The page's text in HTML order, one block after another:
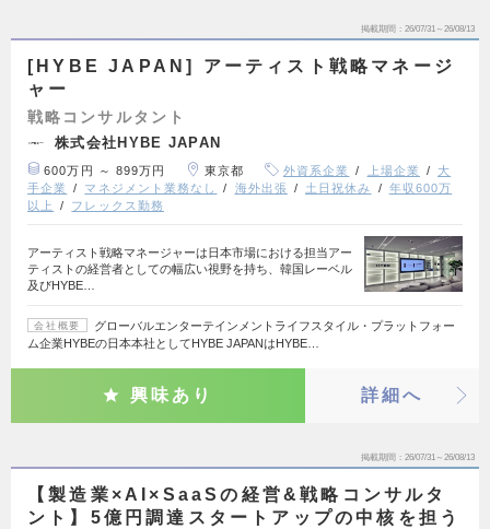
掲載期間 26/07/31～26/08/13
[HYBE JAPAN] アーティスト戦略マネージ
ャー
戦略コンサルタント
株式会社HYBE JAPAN
600万円 ～ 899万円 東京都 外資系企業 上場企業
大
手企業
マネジメント業務なし 海外出張 土日祝休み
年収600万
以上
フレックス勤務
アーティスト戦略マネージャーは日本市場における担当アー
ティストの経営者としての幅広い視野を持ち、韓国レーベル
及びHYBE…
会社概要
グローバルエンターテインメントライフスタイル・プラットフォー
ム企業HYBEの日本本社としてHYBE JAPANはHYBE…
興味あり 詳細へ
掲載期間 26/07/31～26/08/13
【製造業×AI×SaaSの経営&戦略コンサルタ
ント】5億円調達スタートアップの中核を担う